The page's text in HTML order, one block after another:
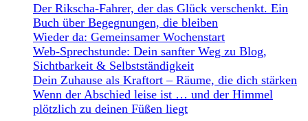
Der Rikscha-Fahrer, der das Glück verschenkt. Ein
Buch über Begegnungen, die bleiben
Wieder da: Gemeinsamer Wochenstart
Web-Sprechstunde: Dein sanfter Weg zu Blog,
Sichtbarkeit & Selbstständigkeit
Dein Zuhause als Kraftort – Räume, die dich stärken
Wenn der Abschied leise ist … und der Himmel
plötzlich zu deinen Füßen liegt